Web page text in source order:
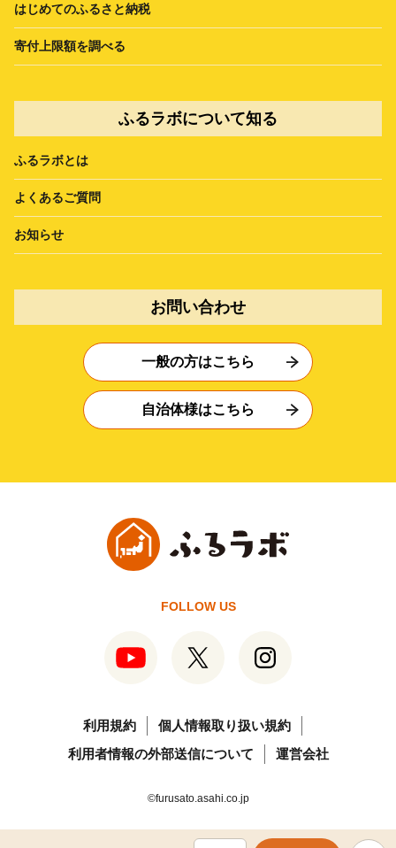
はじめてのふるさと納税
寄付上限額を調べる
ふるラボについて知る
ふるラボとは
よくあるご質問
お知らせ
お問い合わせ
一般の方はこちら
自治体様はこちら
FOLLOW US
利用規約
個人情報取り扱い規約
利用者情報の外部送信について
運営会社
©furusato.asahi.co.jp